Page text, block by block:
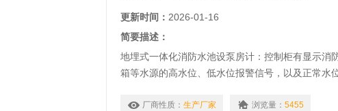
更新时间： 2026-01-16
简要描述：
地埋式一体化消防水池设泵房计：控制柜有显示消
箱等水源的高水位、低水位报警信号，以及正常水
厂商性质： 生产厂家 浏览量： 5455